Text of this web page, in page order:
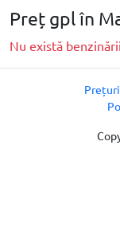
Preț gpl în
Nu există